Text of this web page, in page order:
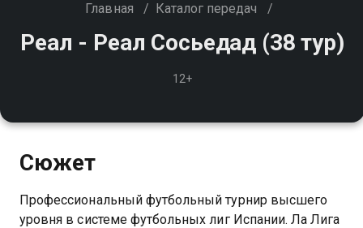
Главная / Каталог передач /
Реал - Реал Сосьедад (38 тур)
12+
Сюжет
Профессиональный футбольный турнир высшего
уровня в системе футбольных лиг Испании. Ла Лига